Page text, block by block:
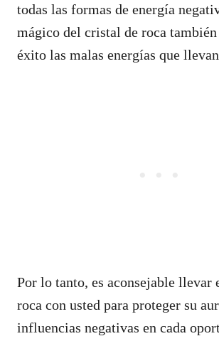
todas las formas de energía
mágico del cristal de roca
éxito las malas energías que
Por lo tanto, es aconsejable llevar
roca con usted para proteger su
influencias negativas en cada